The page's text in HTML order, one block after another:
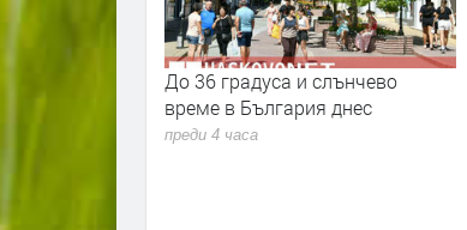
До 36 градуса и слънчево
време в България днес
преди 4 часа